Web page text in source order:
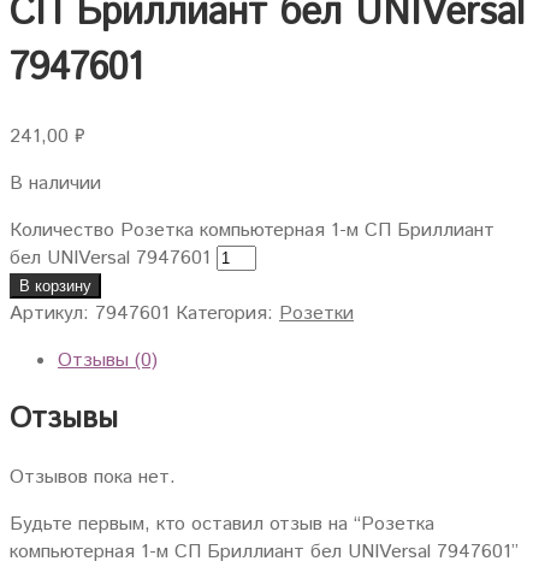
СП Бриллиант бел UNIVersal
7947601
241,00 ₽
В наличии
Количество Розетка компьютерная 1-м СП Бриллиант
бел UNIVersal 7947601
В корзину
Артикул: 7947601 Категория: Розетки
Отзывы (0)
Отзывы
Отзывов пока нет.
Будьте первым, кто оставил отзыв на “Розетка
компьютерная 1-м СП Бриллиант бел UNIVersal 7947601”